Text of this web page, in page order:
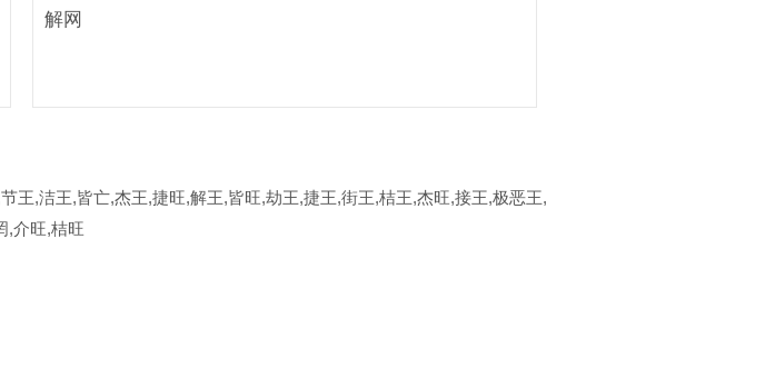
解网
王,洁王,皆亡,杰王,捷旺,解王,皆旺,劫王,捷王,街王,桔王,杰旺,接王,极恶王,
,介旺,桔旺